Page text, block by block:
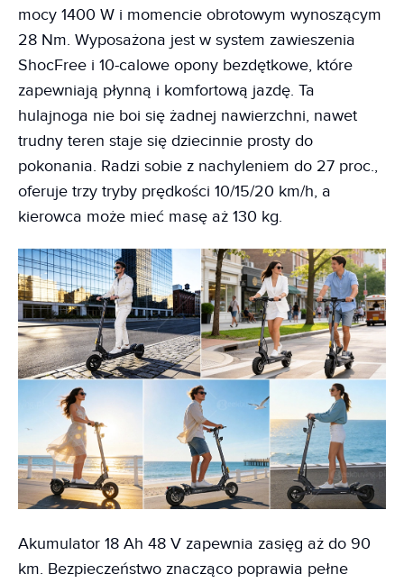
mocy 1400 W i momencie obrotowym wynoszącym
28 Nm. Wyposażona jest w system zawieszenia
ShocFree i 10-calowe opony bezdętkowe, które
zapewniają płynną i komfortową jazdę. Ta
hulajnoga nie boi się żadnej nawierzchni, nawet
trudny teren staje się dziecinnie prosty do
pokonania. Radzi sobie z nachyleniem do 27 proc.,
oferuje trzy tryby prędkości 10/15/20 km/h, a
kierowca może mieć masę aż 130 kg.
Akumulator 18 Ah 48 V zapewnia zasięg aż do 90
km. Bezpieczeństwo znacząco poprawia pełne